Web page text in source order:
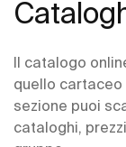
Il catalogo
quello cartaceo
sezione puoi
cataloghi,